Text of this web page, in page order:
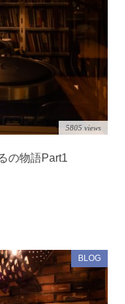
5805 views
の物語Part1
BLOG